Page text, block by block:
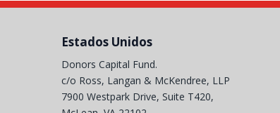
Estados Unidos
Donors Capital Fund.
c/o Ross, Langan & McKendree, LLP
7900 Westpark Drive, Suite T420,